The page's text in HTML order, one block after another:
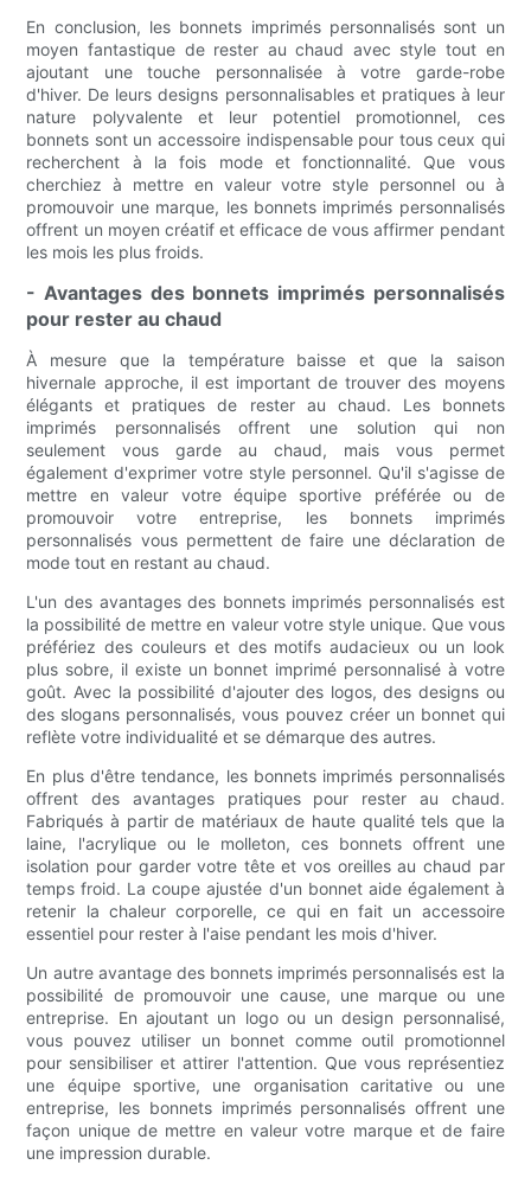
En conclusion, les bonnets imprimés personnalisés sont un
moyen fantastique de rester au chaud avec style tout en
ajoutant une touche personnalisée à votre garde-robe
d'hiver. De leurs designs personnalisables et pratiques à leur
nature polyvalente et leur potentiel promotionnel, ces
bonnets sont un accessoire indispensable pour tous ceux qui
recherchent à la fois mode et fonctionnalité. Que vous
cherchiez à mettre en valeur votre style personnel ou à
promouvoir une marque, les bonnets imprimés personnalisés
offrent un moyen créatif et efficace de vous affirmer pendant
les mois les plus froids.
- Avantages des bonnets imprimés personnalisés
pour rester au chaud
À mesure que la température baisse et que la saison
hivernale approche, il est important de trouver des moyens
élégants et pratiques de rester au chaud. Les bonnets
imprimés personnalisés offrent une solution qui non
seulement vous garde au chaud, mais vous permet
également d'exprimer votre style personnel. Qu'il s'agisse de
mettre en valeur votre équipe sportive préférée ou de
promouvoir votre entreprise, les bonnets imprimés
personnalisés vous permettent de faire une déclaration de
mode tout en restant au chaud.
L'un des avantages des bonnets imprimés personnalisés est
la possibilité de mettre en valeur votre style unique. Que vous
préfériez des couleurs et des motifs audacieux ou un look
plus sobre, il existe un bonnet imprimé personnalisé à votre
goût. Avec la possibilité d'ajouter des logos, des designs ou
des slogans personnalisés, vous pouvez créer un bonnet qui
reflète votre individualité et se démarque des autres.
En plus d'être tendance, les bonnets imprimés personnalisés
offrent des avantages pratiques pour rester au chaud.
Fabriqués à partir de matériaux de haute qualité tels que la
laine, l'acrylique ou le molleton, ces bonnets offrent une
isolation pour garder votre tête et vos oreilles au chaud par
temps froid. La coupe ajustée d'un bonnet aide également à
retenir la chaleur corporelle, ce qui en fait un accessoire
essentiel pour rester à l'aise pendant les mois d'hiver.
Un autre avantage des bonnets imprimés personnalisés est la
possibilité de promouvoir une cause, une marque ou une
entreprise. En ajoutant un logo ou un design personnalisé,
vous pouvez utiliser un bonnet comme outil promotionnel
pour sensibiliser et attirer l'attention. Que vous représentiez
une équipe sportive, une organisation caritative ou une
entreprise, les bonnets imprimés personnalisés offrent une
façon unique de mettre en valeur votre marque et de faire
une impression durable.